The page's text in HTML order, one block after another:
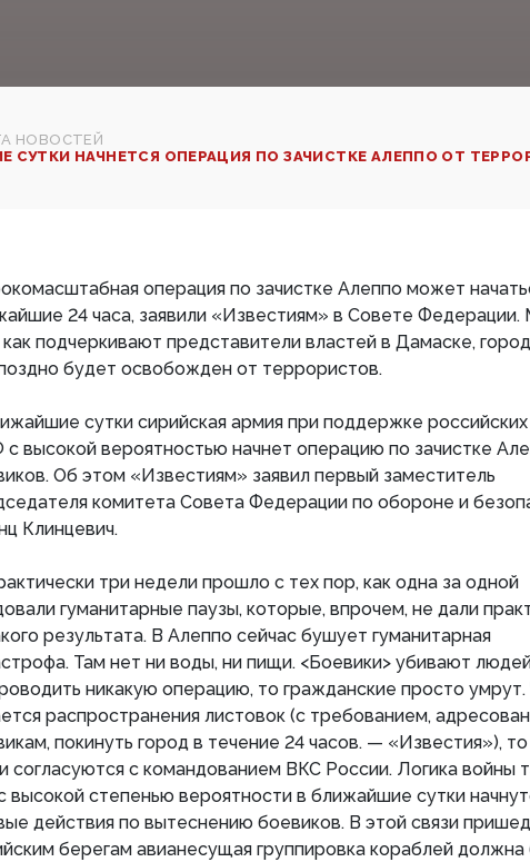
НОВОСТЕЙ
СУТКИ НАЧНЕТСЯ ОПЕРАЦИЯ ПО ЗАЧИСТКЕ АЛЕППО ОТ
операция по зачистке Алеппо может
24 часа, заявили «Известиям» в Совете
как подчеркивают представители властей в Дамаске,
будет освобожден от террористов.
сутки сирийская армия при поддержке
высокой вероятностью начнет операцию по зачистке
Об этом «Известиям» заявил первый заместитель
комитета Совета Федерации по обороне и
Клинцевич.
три недели прошло с тех пор, как одна за одной
гуманитарные паузы, которые, впрочем, не дали
результата. В Алеппо сейчас бушует гуманитарная
Там нет ни воды, ни пищи. <Боевики> убивают
никакую операцию, то гражданские просто умрут.
распространения листовок (с требованием,
покинуть город в течение 24 часов. — «Известия»), то
согласуются с командованием ВКС России. Логика войны
высокой степенью вероятности в ближайшие сутки
действия по вытеснению боевиков. В этой связи
берегам авианесущая группировка кораблей должна